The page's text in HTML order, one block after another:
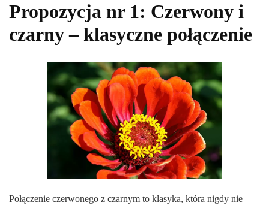
Propozycja nr 1: Czerwony i
czarny – klasyczne połączenie
Połączenie czerwonego z czarnym to klasyka, która nigdy nie